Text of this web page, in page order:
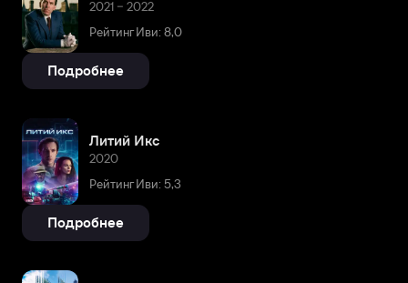
2021 – 2022
Рейтинг Иви: 8,0
Подробнее
Литий Икс
2020
Рейтинг Иви: 5,3
Подробнее